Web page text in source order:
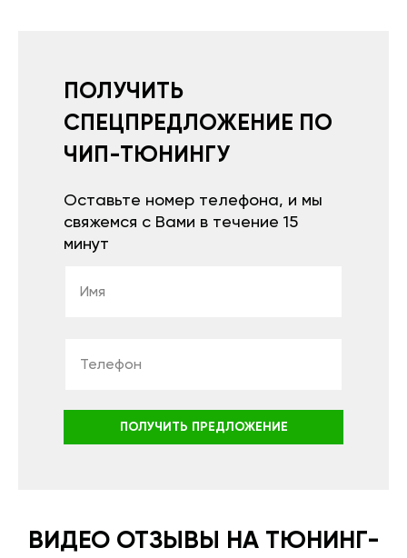
увеличился.Всем рекомендую к покупке.
ПОЛУЧИТЬ
СПЕЦПРЕДЛОЖЕНИЕ ПО
ЧИП-ТЮНИНГУ
Оставьте номер телефона, и мы
свяжемся с Вами в течение 15
минут
ПОЛУЧИТЬ ПРЕДЛОЖЕНИЕ
ВИДЕО ОТЗЫВЫ НА ТЮНИНГ-